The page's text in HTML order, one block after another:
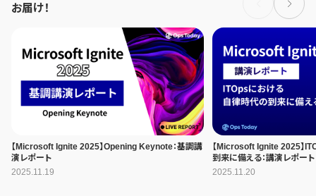
お届け！
【Microsoft Ignite 2025】Opening Keynote：基調講
演レポート
2025.11.19
【Microsoft Ignite 2025】
到来に備える：講演レポート
2025.11.20